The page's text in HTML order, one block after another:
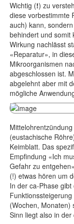
Wichtig (!) zu
diese vorbestimmte
auch) kann,
behindert und somit
Wirkung nachlässt
«Reparatur», in
Mikroorganismen
abgeschlossen ist.
abgelehnt aber mit
mögliche
(eustachische
Keimblatt. Das
Empfindung «Ich
Gefahr zu
(!) etwas hören um
In der ca-Phase
(Wochen, Monaten)
Sinn liegt also in der